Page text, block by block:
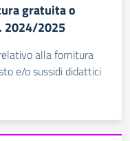
gratuita o
2024/2025
alla fornitura
e/o sussidi didattici